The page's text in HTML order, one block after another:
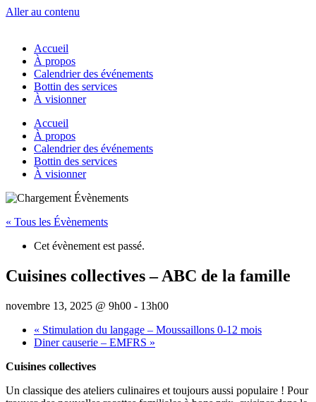
Aller au contenu
Accueil
À propos
Calendrier des événements
Bottin des services
À visionner
Accueil
À propos
Calendrier des événements
Bottin des services
À visionner
« Tous les Évènements
Cet évènement est passé.
Cuisines collectives – ABC de la famille
novembre 13, 2025 @ 9h00 - 13h00
« Stimulation du langage – Moussaillons 0-12 mois
Diner causerie – EMFRS »
Cuisines collectives
Un classique des ateliers culinaires et toujours aussi populaire ! Pour